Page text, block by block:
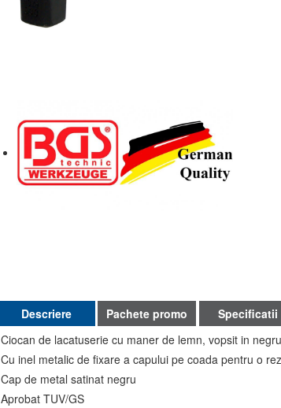
Descriere
Ciocan de lacatuserie cu maner de lemn, vopsit in
Cu inel metalic de fixare a capului pe coada pentru o
Cap de metal satinat negru
Aprobat TUV/GS
Pachete promo Specificatii